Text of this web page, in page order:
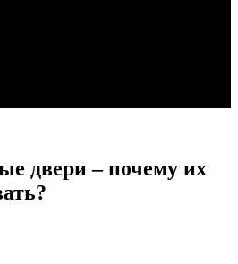
двери – почему их